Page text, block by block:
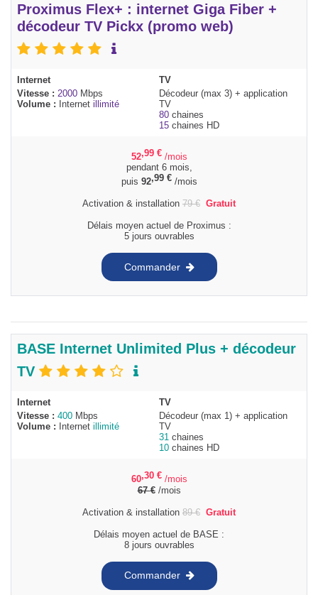
Proximus Flex+ : internet Giga Fiber +
décodeur TV Pickx (promo web)
Internet
Vitesse : 2000 Mbps
Volume : Internet illimité
TV
Décodeur (max 3) + application
TV
80 chaines
15 chaines HD
52,99 € /mois
pendant 6 mois,
puis 92,99 €/mois
Activation & installation 79€ Gratuit
Délais moyen actuel de Proximus :
5 jours ouvrables
Commander
BASE Internet Unlimited Plus + décodeur
TV
Internet
Vitesse : 400 Mbps
Volume :
Internet illimité
TV
Décodeur (max 1) + application
TV
31 chaines
10 chaines HD
60,30 € /mois
67€/mois
Activation & installation 89€ Gratuit
Délais moyen actuel de BASE :
8 jours ouvrables
Commander